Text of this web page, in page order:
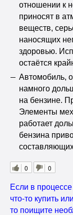
отношении к
приносят в
веществ,
наносящих
здоровью.
остаётся
Автомобиль,
намного
на бензине.
Элементы
работает
бензина
0 0
Если в
что-то купить
то поищите